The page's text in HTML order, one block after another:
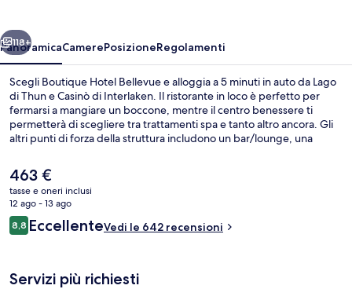
Avanti
118+
PanoramicaCamerePosizioneRegolamenti
Scegli Boutique Hotel Bellevue e alloggia a 5 minuti in auto da Lago
di Thun e Casinò di Interlaken. Il ristorante in loco è perfetto per
fermarsi a mangiare un boccone, mentre il centro benessere ti
permetterà di scegliere tra trattamenti spa e tanto altro ancora. Gli
altri punti di forza della struttura includono un bar/lounge, una
sono caratteristiche apprezzate dalle recensioni degli ospiti.
Il
prezzo
attuale
è
463 €
463 €
tasse e oneri inclusi
12 ago - 13 ago
Recensioni
8,88,8 su 10
EccellenteVedi le 642 recensioni
Servizi più richiesti